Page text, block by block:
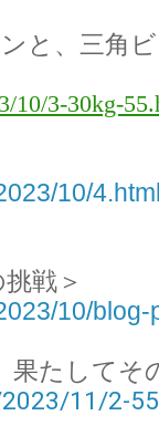
と、三角
10/3-30kg-
10/
戦＞
10/blog-
果たしてそ
11/2-